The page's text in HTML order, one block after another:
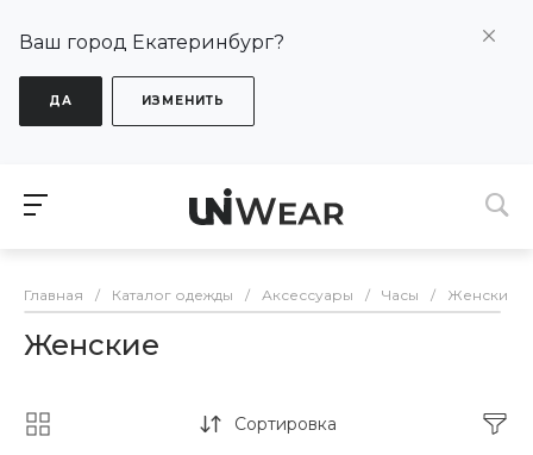
Ваш город Екатеринбург?
ДА ИЗМЕНИТЬ
Главная / Каталог одежды / Аксессуары / Часы / Женские
Женские
Сортировка